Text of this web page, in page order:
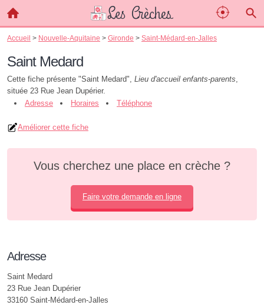
Accueil > Nouvelle-Aquitaine > Gironde > Saint-Médard-en-Jalles
Saint Medard
Cette fiche présente "Saint Medard", Lieu d'accueil enfants-parents,
située 23 Rue Jean Dupérier.
Adresse
Horaires Téléphone
Améliorer cette fiche
Vous cherchez une place en crèche ?
Faire votre demande en ligne
Adresse
Saint Medard
23 Rue Jean Dupérier
33160 Saint-Médard-en-Jalles